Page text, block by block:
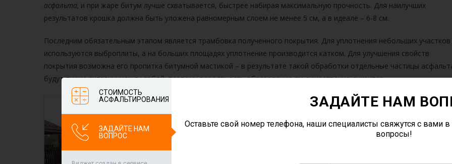
асфальта, и при жаре битум лучше схватывается, быстрее набирая максимальную прочность. Для наилучших
результатов крошка должна быть уложена равномерным слоем не менее 5 см, а в идеале – 6-8 см.
Последним обязательным этапом является трамбовка полученного покрытия. Для уплотнения небольших участков
используются выброплиты, а на больших площадях уплотнение производится катком. Для улучшения свойств
покрытия возможна его пропитка битумной мастикой – в результате такой обработки отдельные частицы
будут лучше склеены между собой, поэтому вероятность образования ям существенно снизится.
СТОИМОСТЬ
АСФАЛЬТИРОВАНИЯ
ЗАДАЙТЕ НАМ
ВОПРОС
ЗАДАЙТЕ НАМ
Оставьте свой номер телефона, наши специалисты свяжутся с вами
вопросы!